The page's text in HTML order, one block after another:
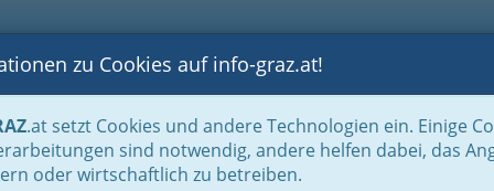
BLOGS FOTOS GASTRONOMIE BRANCHEN
zu Cookies auf info-graz.at!
.at setzt Cookies und andere Technologien ein. Einige
sind notwendig, andere helfen dabei, das
oder wirtschaftlich zu betreiben.
& Handwerk, Gliederung der WKO Tischler Graz und Umgebung / Tischlerin